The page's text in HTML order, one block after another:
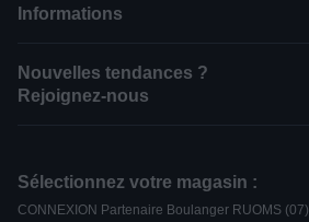
Informations
Nouvelles tendances ?
Rejoignez-nous
Sélectionnez votre magasin :
CONNEXION Partenaire Boulanger RUOMS (07)